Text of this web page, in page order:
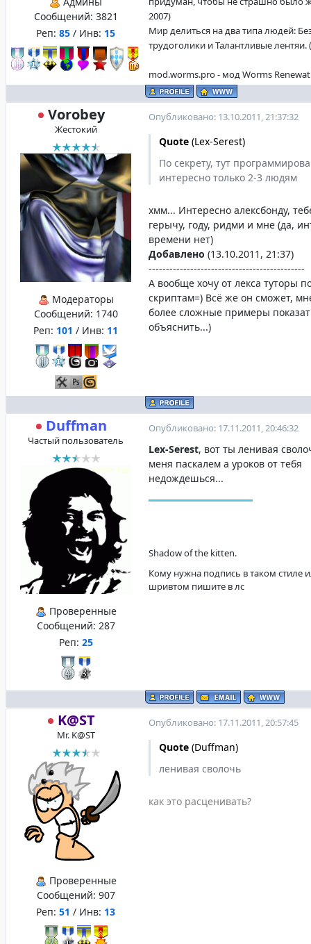
Сообщений: 3821
Реп: 85 / Инв: 15
2007)
Мир делиться на два типа людей:
трудоголики и Талантливые лентяи.
mod.worms.pro - мод Worms
Vorobey
Жестокий
Модераторы
Сообщений: 1740
Реп: 101 / Инв: 11
Опубликовано: 13.10.2011, 21:37:32
Quote (Lex-Serest)
По секрету, тут
интересно только 2-3 людям
хмм... Интересно алексбонду,
герычу, году, ридми и мне (да,
времени нет)
Добавлено (13.10.2011, 21:37)
---------------------------------------------
А вообще хочу от лекса туторы
скриптам=) Всё же он сможет,
более сложные примеры
объяснить...)
Duffman
Частый пользователь
Проверенные
Сообщений: 287
Реп: 25
Опубликовано: 17.11.2011, 20:46:32
Lex-Serest, вот ты ленивая
меня паскалем а уроков от тебя
недождешься...
Shadow of the kitten.
Кому нужна подпись в таком стиле
шривтом пишите в лс
K@ST
Mr. K@ST
Проверенные
Сообщений: 907
Реп: 51 / Инв: 13
Опубликовано: 17.11.2011, 20:57:45
Quote (Duffman)
ленивая сволочь
как это расценивать?